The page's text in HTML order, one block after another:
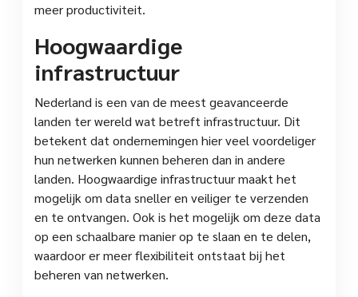
meer productiviteit.
Hoogwaardige
infrastructuur
Nederland is een van de meest geavanceerde
landen ter wereld wat betreft infrastructuur. Dit
betekent dat ondernemingen hier veel voordeliger
hun netwerken kunnen beheren dan in andere
landen. Hoogwaardige infrastructuur maakt het
mogelijk om data sneller en veiliger te verzenden
en te ontvangen. Ook is het mogelijk om deze data
op een schaalbare manier op te slaan en te delen,
waardoor er meer flexibiliteit ontstaat bij het
beheren van netwerken.